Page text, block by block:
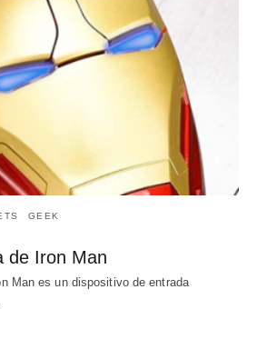
GEEK
de Iron Man
Man es un dispositivo de entrada